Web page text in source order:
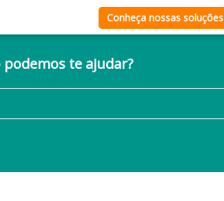
Conheça nossas soluções
podemos te ajudar?